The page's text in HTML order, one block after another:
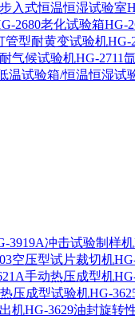
入式恒温恒湿试验室
2680老化试验箱HG-
管型耐黄变试验机HG-
气候试验机HG-2711
温试验箱/恒温恒湿试
3919A冲击试验制样机
空压型试片裁切机
手动热压成型机
压成型试验机HG-
机HG-3629油封旋转